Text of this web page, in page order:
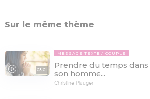
Sur le même thème
03:01
MESSAGE TEXTE COUPLE
Prendre du temps
son homme...
Christine Piauger